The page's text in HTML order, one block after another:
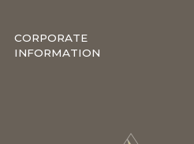
CORPORATE
INFORMATION